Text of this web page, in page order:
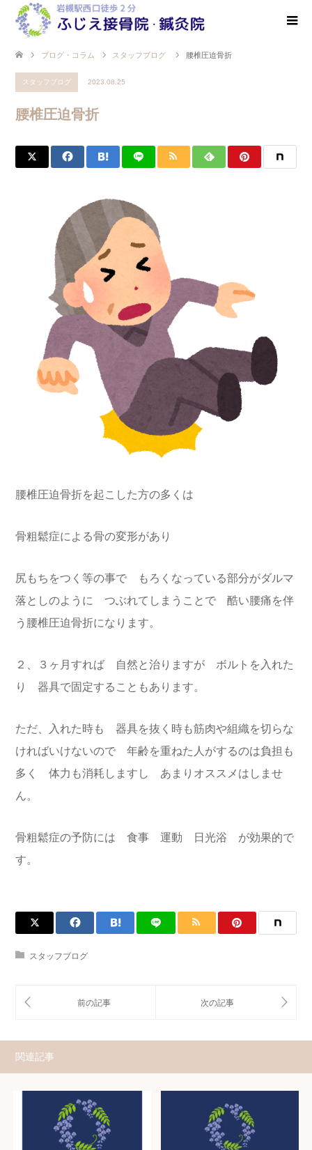
ブログ・コラム スタッフブログ 腰椎圧迫骨折
スタッフブログ 2023.08.25
腰椎圧迫骨折
腰椎圧迫骨折を起こした方の多くは
骨粗鬆症による骨の変形があり
尻もちをつく等の事で もろくなっている部分がダルマ
落としのように つぶれてしまうことで 酷い腰痛を伴
う腰椎圧迫骨折になります。
２、３ヶ月すれば 自然と治りますが ボルトを入れた
り 器具で固定することもあります。
ただ、入れた時も 器具を抜く時も筋肉や組織を切らな
ければいけないので 年齢を重ねた人がするのは負担も
多く 体力も消耗しますし あまりオススメはしませ
ん。
骨粗鬆症の予防には 食事 運動 日光浴 が効果的で
す。
スタッフブログ
関連記事